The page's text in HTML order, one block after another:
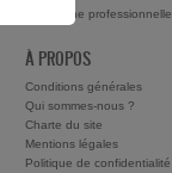
Recherche
À PROPOS
Conditions générales
Qui sommes-nous ?
Charte du site
Mentions légales
Politique de confidentialité